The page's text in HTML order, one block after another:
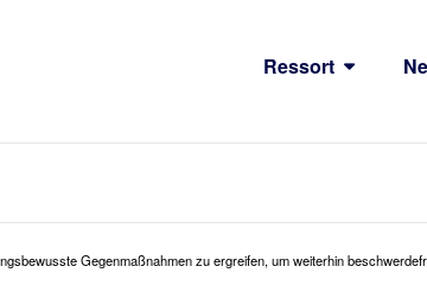
Ressort
Gegenmaßnahmen zu ergreifen, um weiterhin